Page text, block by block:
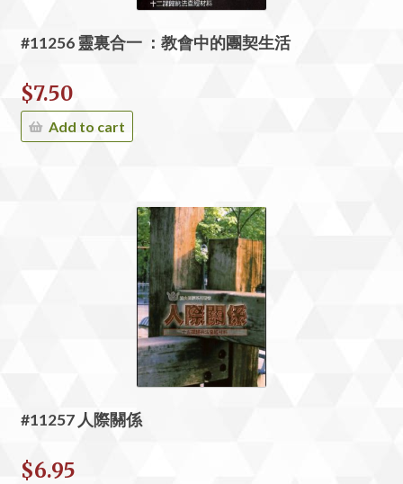
#11256 靈裏合一 ：教會中的團契生活
$7.50
Add to cart
#11257 人際關係
$6.95